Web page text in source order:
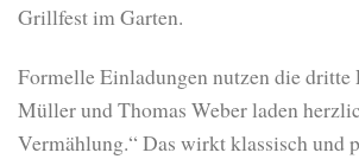
Grillfest im Garten.
Formelle Einladungen nutzen die dritte
Müller und Thomas Weber laden
Vermählung.“ Das wirkt klassisch und